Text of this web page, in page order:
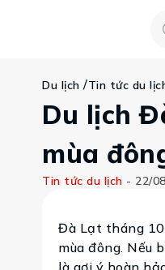
Vận chuyển
Khuyến mãi
Liên hệ
Du lịch /Tin tức du
Du lịch
mùa
Tin tức du lịch - 22/
Đà Lạt tháng
mùa đông. Nếu
là gợi ý hoàn